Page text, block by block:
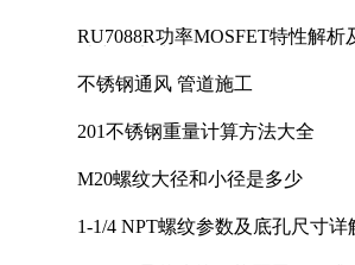
RU7088R功率MOSFET特性解析
不锈钢通风 管道施工
201不锈钢重量计算方法大全
M20螺纹大径和小径是多少
1-1/4 NPT螺纹参数及底孔尺寸详